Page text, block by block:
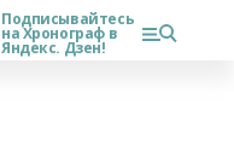
Подписывайтесь
на Хронограф в
Яндекс. Дзен!